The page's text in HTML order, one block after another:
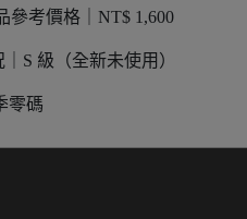
參考價格｜NT$ 1,600
S 級（全新未使用）
零碼